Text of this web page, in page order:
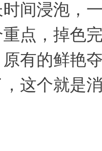
间浸泡，
点，掉色
有的鲜艳
这个就是